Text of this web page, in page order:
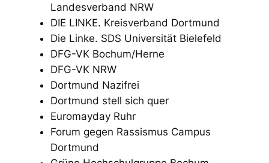
Landesverband NRW
DIE LINKE. Kreisverband Dortmund
Die Linke. SDS Universität Bielefeld
DFG-VK Bochum/Herne
DFG-VK NRW
Dortmund Nazifrei
Dortmund stell sich quer
Euromayday Ruhr
Forum gegen Rassismus Campus
Dortmund